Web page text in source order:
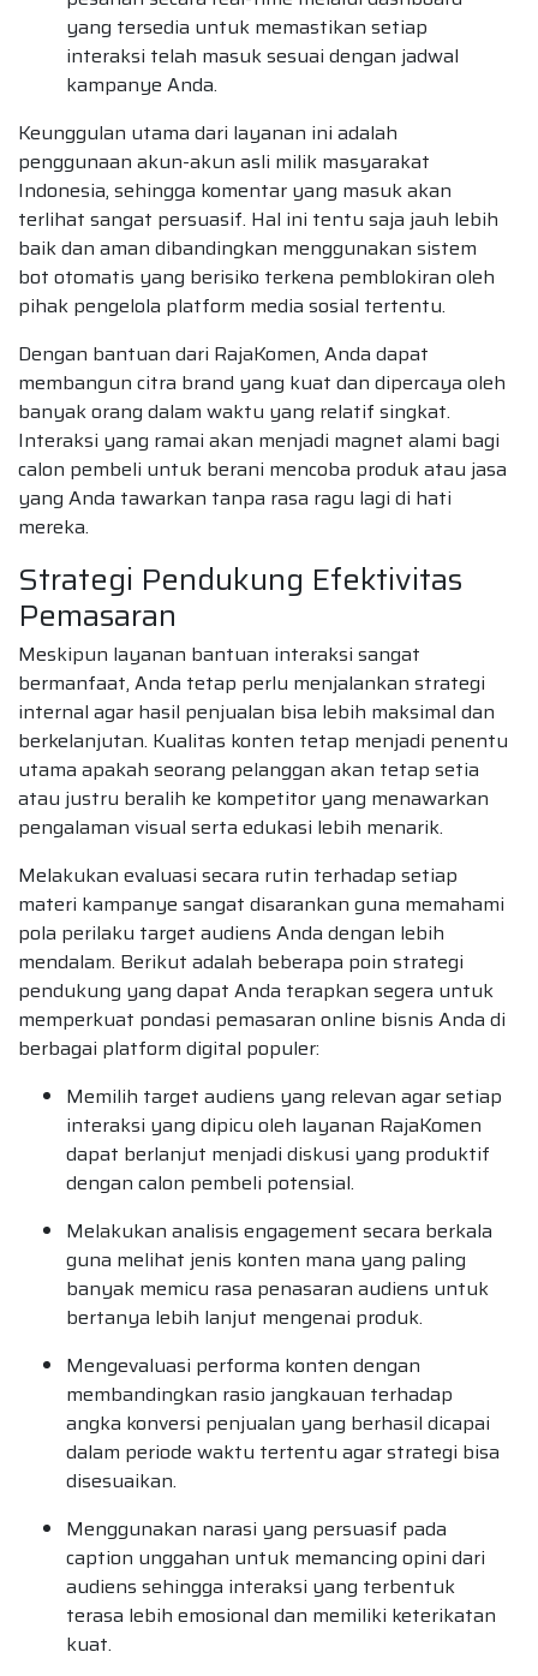
yang tersedia untuk memastikan setiap
interaksi telah masuk sesuai dengan jadwal
kampanye Anda.
Keunggulan utama dari layanan ini adalah
penggunaan akun-akun asli milik masyarakat
Indonesia, sehingga komentar yang masuk akan
terlihat sangat persuasif. Hal ini tentu saja jauh lebih
baik dan aman dibandingkan menggunakan sistem
bot otomatis yang berisiko terkena pemblokiran oleh
pihak pengelola platform media sosial tertentu.
Dengan bantuan dari RajaKomen, Anda dapat
membangun citra brand yang kuat dan dipercaya oleh
banyak orang dalam waktu yang relatif singkat.
Interaksi yang ramai akan menjadi magnet alami bagi
calon pembeli untuk berani mencoba produk atau jasa
yang Anda tawarkan tanpa rasa ragu lagi di hati
mereka.
Strategi Pendukung Efektivitas
Pemasaran
Meskipun layanan bantuan interaksi sangat
bermanfaat, Anda tetap perlu menjalankan strategi
internal agar hasil penjualan bisa lebih maksimal dan
berkelanjutan. Kualitas konten tetap menjadi penentu
utama apakah seorang pelanggan akan tetap setia
atau justru beralih ke kompetitor yang menawarkan
pengalaman visual serta edukasi lebih menarik.
Melakukan evaluasi secara rutin terhadap setiap
materi kampanye sangat disarankan guna memahami
pola perilaku target audiens Anda dengan lebih
mendalam. Berikut adalah beberapa poin strategi
pendukung yang dapat Anda terapkan segera untuk
memperkuat pondasi pemasaran online bisnis Anda di
berbagai platform digital populer:
Memilih target audiens yang relevan agar setiap
interaksi yang dipicu oleh layanan RajaKomen
dapat berlanjut menjadi diskusi yang produktif
dengan calon pembeli potensial.
Melakukan analisis engagement secara berkala
guna melihat jenis konten mana yang paling
banyak memicu rasa penasaran audiens untuk
bertanya lebih lanjut mengenai produk.
Mengevaluasi performa konten dengan
membandingkan rasio jangkauan terhadap
angka konversi penjualan yang berhasil dicapai
dalam periode waktu tertentu agar strategi bisa
disesuaikan.
Menggunakan narasi yang persuasif pada
caption unggahan untuk memancing opini dari
audiens sehingga interaksi yang terbentuk
terasa lebih emosional dan memiliki keterikatan
kuat.